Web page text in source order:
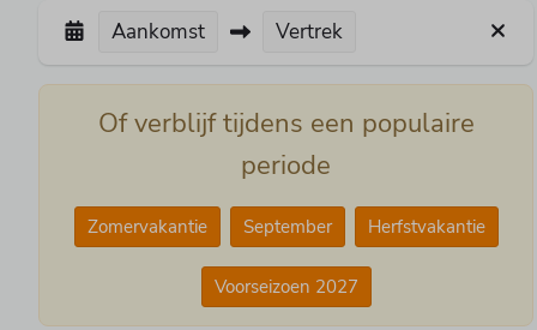
Aankomst Vertrek
Of verblijf tijdens een populaire
periode
Zomervakantie September Herfstvakantie
Voorseizoen 2027